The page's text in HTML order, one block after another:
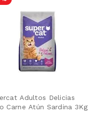
Adultos Delicias
Carne Atún Sardina 3Kg